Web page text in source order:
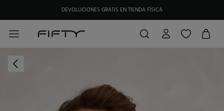
DEVOLUCIONES GRATIS EN TIENDA FÍSICA